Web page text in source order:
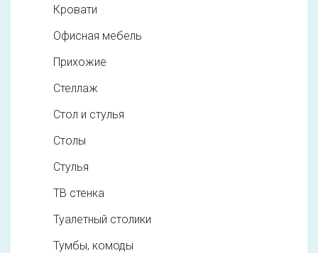
Кровати
Офисная мебель
Прихожие
Стеллаж
Стол и стулья
Столы
Стулья
ТВ стенка
Туалетный столики
Тумбы, комоды